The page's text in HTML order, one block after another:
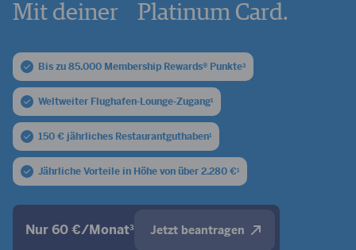
Mit deiner Platinum Card.
Bis zu 85.000 Membership Rewards® Punkte3
Weltweiter Flughafen-Lounge-Zugang1
150 € jährliches Restaurantguthaben1
Jährliche Vorteile in Höhe von über 2.280 €1
Nur 60 €/Monat3 Jetzt beantragen